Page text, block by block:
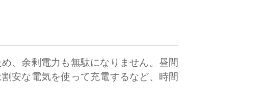
、余剰電力も無駄になりません。昼間
安な電気を使って充電するなど、時間